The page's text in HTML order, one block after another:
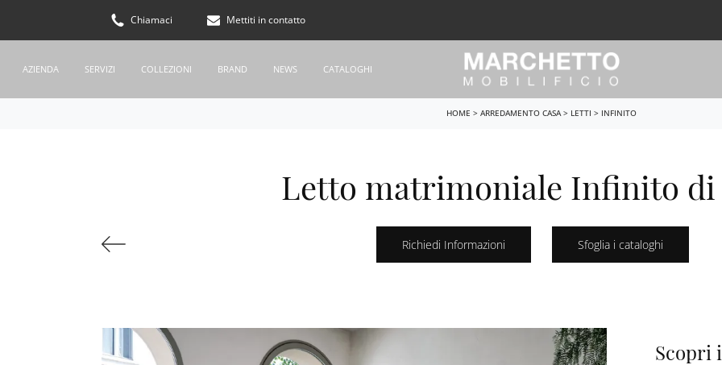
Chiamaci Mettiti in contatto
AZIENDA SERVIZI COLLEZIONI BRAND NEWS CATALOGHI
HOME > ARREDAMENTO CASA> LETTI > INFINITO
Letto matrimoniale Infinito
Richiedi Informazioni Sfoglia i cataloghi
Scopri